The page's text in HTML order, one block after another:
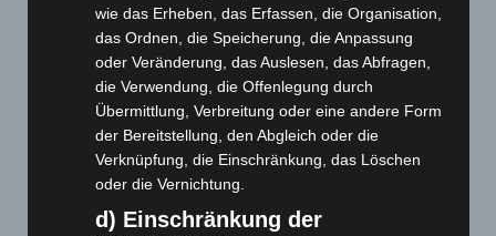
Webseite
Cashback-Aktion
Händler werden
Home
Gemeinsam spenden
wie das Erheben, das Erfassen, die Organisation,
das Ordnen, die Speicherung, die Anpassung
oder Veränderung, das Auslesen, das Abfragen,
die Verwendung, die Offenlegung durch
Übermittlung, Verbreitung oder eine andere Form
der Bereitstellung, den Abgleich oder die
Verknüpfung, die Einschränkung, das Löschen
oder die Vernichtung.
d) Einschränkung der